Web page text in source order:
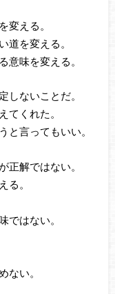
変える。
道を変える。
意味を変える。
しないことだ。
てくれた。
と言ってもいい。
正解ではない。
る。
ではない。
ない。